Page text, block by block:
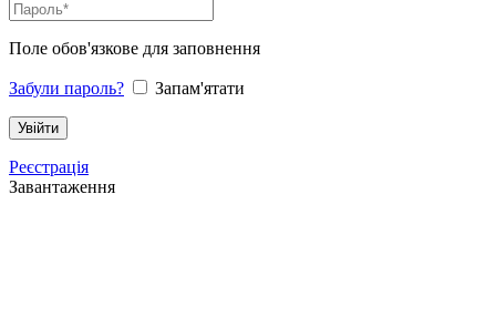
Поле обов'язкове для заповнення
Забули пароль? Запам'ятати
Реєстрація
Завантаження